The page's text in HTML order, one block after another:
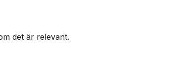
det är relevant.